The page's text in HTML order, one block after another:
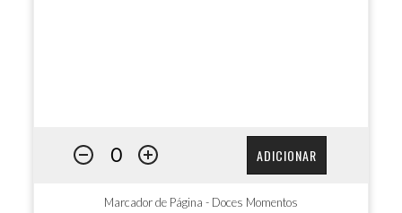
ADICIONAR
Marcador de Página - Doces Momentos